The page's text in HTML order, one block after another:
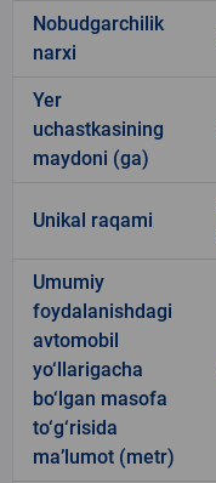
Nobudgarchilik
narxi
Yer
uchastkasining
maydoni (ga)
Unikal raqami
Umumiy
foydalanishdagi
avtomobil
yo‘llarigacha
bo‘lgan masofa
to‘g‘risida
ma’lumot (metr)